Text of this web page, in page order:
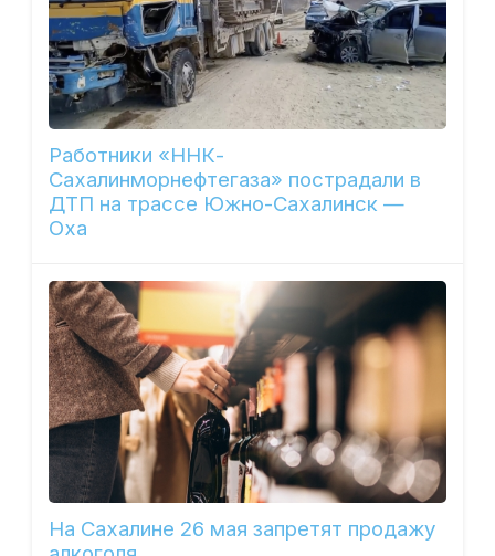
Работники «ННК-
Сахалинморнефтегаза» пострадали в
ДТП на трассе Южно-Сахалинск —
Оха
На Сахалине 26 мая запретят продажу